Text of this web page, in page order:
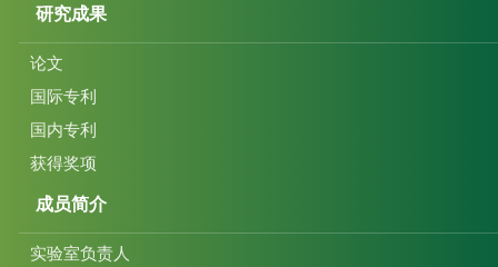
研究成果
论文
国际专利
国内专利
获得奖项
成员简介
实验室负责人